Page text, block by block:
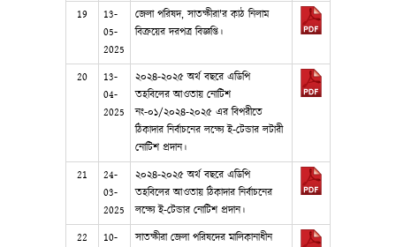
19
13-
05-
2025
জেলা পরিষদ, সাতক্ষীরা'র কাঠ নিলাম
বিক্রয়ের দরপত্র বিজ্ঞপ্তি।
20
13-
04-
2025
২০২৪-২০২৫ অর্থ বছরে এডিপি
তহবিলের আওতায় নোটিশ
নং-০১/২০২৪-২০২৫ এর বিপরীতে
ঠিকাদার নির্বাচনের লক্ষ্যে ই-টেন্ডার লটারী
নোটিশ প্রদান।
21
24-
03-
2025
২০২৪-২০২৫ অর্থ বছরে এডিপি
তহবিলের আওতায় ঠিকাদার নির্বাচনের
লক্ষ্যে ই-টেন্ডার নোটিশ প্রদান।
22
10-
সাতক্ষীরা জেলা পরিষদের মালিকানাধীন